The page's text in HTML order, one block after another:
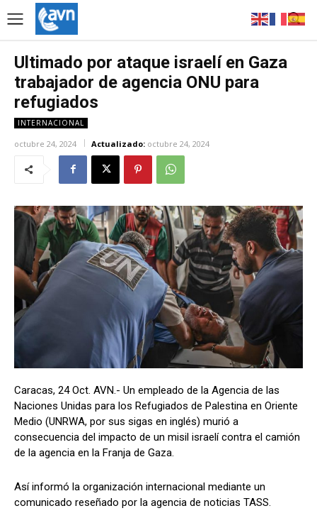
Ultimado por ataque israelí en Gaza
trabajador de agencia ONU para
refugiados
INTERNACIONAL
octubre 24, 2024 Actualizado: octubre 24, 2024
Caracas, 24 Oct. AVN.- Un empleado de la Agencia de las
Naciones Unidas para los Refugiados de Palestina en Oriente
Medio (UNRWA, por sus sigas en inglés) murió a
consecuencia del impacto de un misil israelí contra el camión
de la agencia en la Franja de Gaza.
Así informó la organización internacional mediante un
comunicado reseñado por la agencia de noticias TASS.